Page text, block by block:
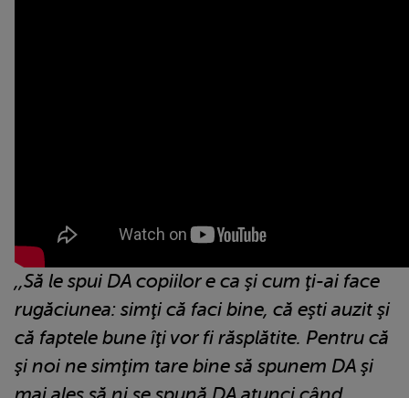
,,Să le spui DA copiilor e ca şi cum ţi-ai face
rugăciunea: simţi că faci bine, că eşti auzit şi
că faptele bune îţi vor fi răsplătite. Pentru că
şi noi ne simţim tare bine să spunem DA şi